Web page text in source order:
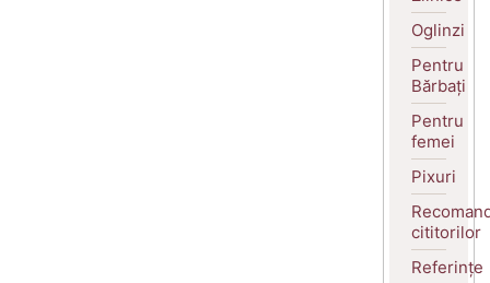
Oglinzi
Pentru
Bărbați
Pentru
femei
Pixuri
cititorilor
Referințe